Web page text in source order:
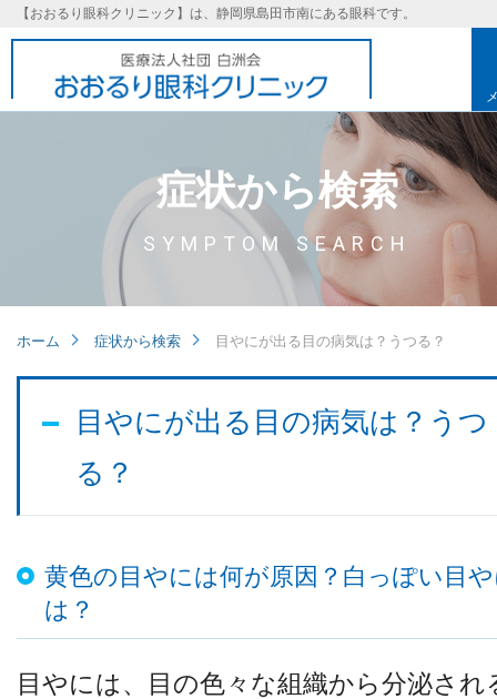
【おおるり眼科クリニック】は、静岡県島田市南にある眼科です。
基本理念
検査機器のご紹介
症状から検索
SYMPTOM SEARCH
ホーム 症状から検索 目やにが出る目の病気は？うつる？
目やにが出る目の病気は？うつ
る？
黄色の目やには何が原因？白っぽい目
は？
目やには、目の色々な組織から分泌され